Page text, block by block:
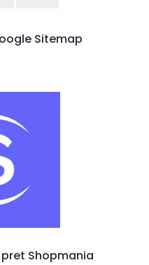
Sitemap
Shopmania